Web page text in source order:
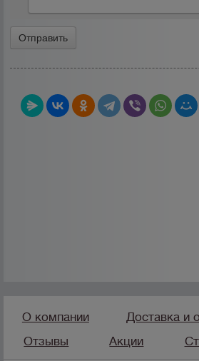
О компании Доставка и
Отзывы
Акции